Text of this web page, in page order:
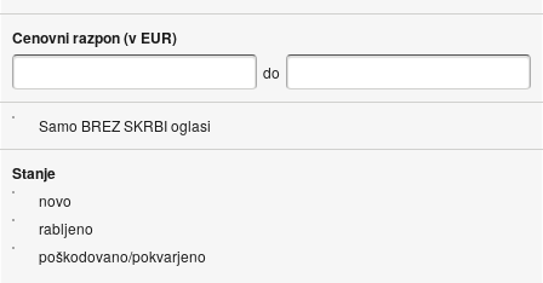
Cenovni razpon (v EUR)
do
Samo BREZ SKRBI oglasi
Stanje
novo
rabljeno
poškodovano/pokvarjeno